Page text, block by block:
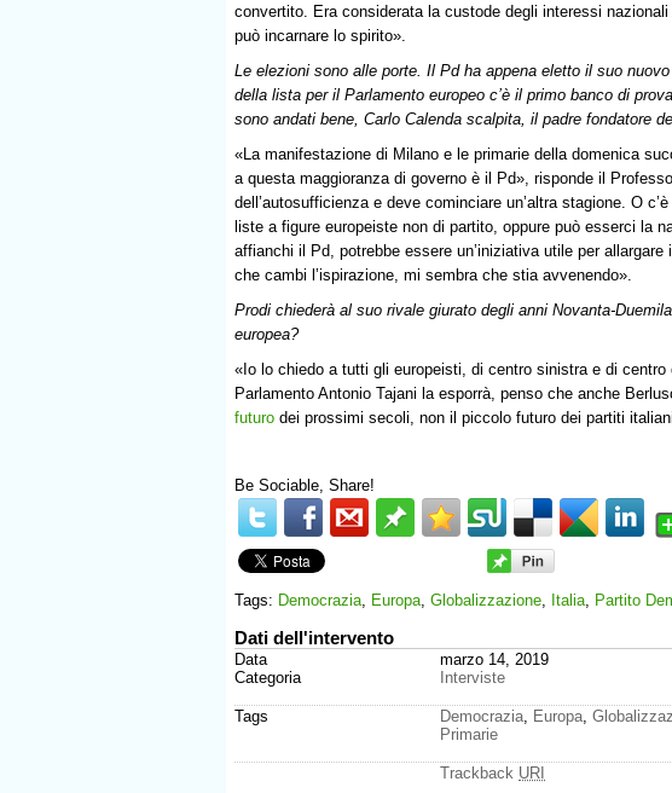
convertito. Era considerata la custode degli interessi
può incarnare lo spirito».
Le elezioni sono alle porte. Il Pd ha appena eletto il suo
della lista per il Parlamento europeo c’è il primo banco di
sono andati bene, Carlo Calenda scalpita, il padre fondatore
«La manifestazione di Milano e le primarie della domenica
a questa maggioranza di governo è il Pd», risponde il
dell’autosufficienza e deve cominciare un’altra stagione. O c’è
liste a figure europeiste non di partito, oppure può esserci la
affianchi il Pd, potrebbe essere un’iniziativa utile per
che cambi l’ispirazione, mi sembra che stia avvenendo».
Prodi chiederà al suo rivale giurato degli anni Novanta-
europea?
«Io lo chiedo a tutti gli europeisti, di centro sinistra e di centro
Parlamento Antonio Tajani la esporrà, penso che anche
futuro dei prossimi secoli, non il piccolo futuro dei partiti
Be Sociable, Share!
Tags: Democrazia, Europa, Globalizzazione, Italia, Partito
Dati dell'intervento
Data
Categoria
marzo 14, 2019
Interviste
Tags Democrazia, Europa,
Primarie
Trackback URI